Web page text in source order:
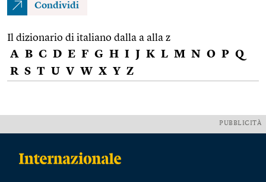
Condividi
Il dizionario di italiano dalla a alla z
A B C D E F G H I J K L M N O P Q
R S T U V W X Y Z
PUBBLICITÀ